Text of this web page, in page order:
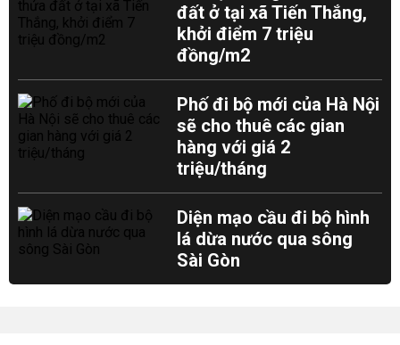
đất ở tại xã Tiến Thắng,
khởi điểm 7 triệu
đồng/m2
Phố đi bộ mới của Hà Nội
sẽ cho thuê các gian
hàng với giá 2
triệu/tháng
Diện mạo cầu đi bộ hình
lá dừa nước qua sông
Sài Gòn